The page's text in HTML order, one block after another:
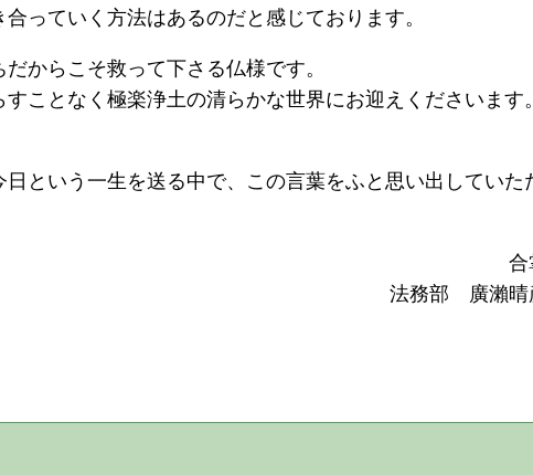
っていく方法はあるのだと感じております。
からこそ救って下さる仏様です。
ことなく極楽浄土の清らかな世界にお迎えくださいます。
という一生を送る中で、この言葉をふと思い出していた
法務部 廣瀨晴